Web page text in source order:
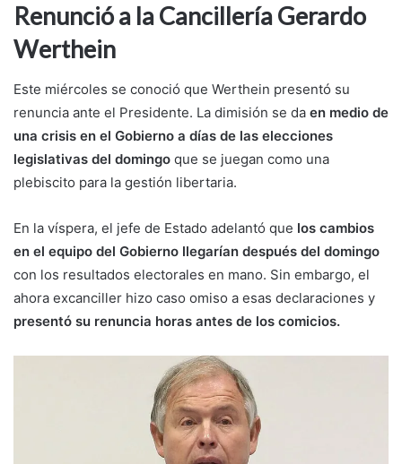
Renunció a la Cancillería Gerardo
Werthein
Este miércoles se conoció que Werthein presentó su
renuncia ante el Presidente. La dimisión se da en medio de
una crisis en el Gobierno a días de las elecciones
legislativas del domingo que se juegan como una
plebiscito para la gestión libertaria.
En la víspera, el jefe de Estado adelantó que los cambios
en el equipo del Gobierno llegarían después del domingo
con los resultados electorales en mano. Sin embargo, el
ahora excanciller hizo caso omiso a esas declaraciones y
presentó su renuncia horas antes de los comicios.